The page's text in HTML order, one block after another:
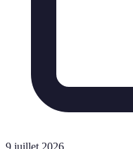
9 juillet 2026